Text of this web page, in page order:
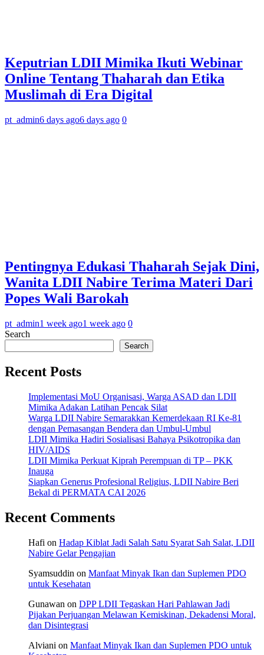
Keputrian LDII Mimika Ikuti Webinar
Online Tentang Thaharah dan Etika
Muslimah di Era Digital
pt_admin6 days ago6 days ago 0
Pentingnya Edukasi Thaharah Sejak Dini,
Wanita LDII Nabire Terima Materi Dari
Popes Wali Barokah
pt_admin1 week ago1 week ago 0
Search
Search
Recent Posts
Implementasi MoU Organisasi, Warga ASAD dan LDII
Mimika Adakan Latihan Pencak Silat
Warga LDII Nabire Semarakkan Kemerdekaan RI Ke-81
dengan Pemasangan Bendera dan Umbul-Umbul
LDII Mimika Hadiri Sosialisasi Bahaya Psikotropika dan
HIV/AIDS
LDII Mimika Perkuat Kiprah Perempuan di TP – PKK
Inauga
Siapkan Generus Profesional Religius, LDII Nabire Beri
Bekal di PERMATA CAI 2026
Recent Comments
Hafi on Hadap Kiblat Jadi Salah Satu Syarat Sah Salat, LDII
Nabire Gelar Pengajian
Syamsuddin on Manfaat Minyak Ikan dan Suplemen PDO
untuk Kesehatan
Gunawan on DPP LDII Tegaskan Hari Pahlawan Jadi
Pijakan Perjuangan Melawan Kemiskinan, Dekadensi Moral,
dan Disintegrasi
Alviani on Manfaat Minyak Ikan dan Suplemen PDO untuk